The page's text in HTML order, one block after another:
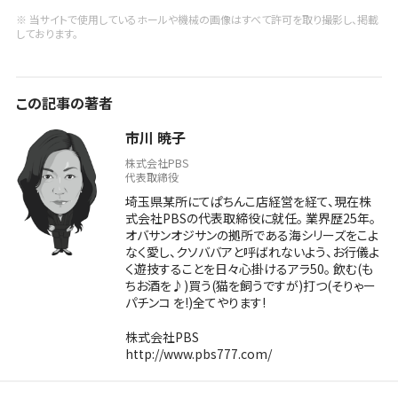
※ 当サイトで使用しているホールや機械の画像はすべて許可を取り撮影し、掲載
しております。
この記事の著者
市川 暁子
株式会社PBS
代表取締役
埼玉県某所にてぱちんこ店経営を経て、現在株
式会社PBSの代表取締役に就任。 業界歴25年。
オバサンオジサンの拠所である海シリーズをこよ
なく愛し、クソババアと呼ばれないよう、お行儀よ
く遊技することを日々心掛けるアラ50。 飲む(も
ちお酒を♪)買う(猫を飼うですが)打つ(そりゃー
パチンコ を!)全てやります!
株式会社PBS
http://www.pbs777.com/